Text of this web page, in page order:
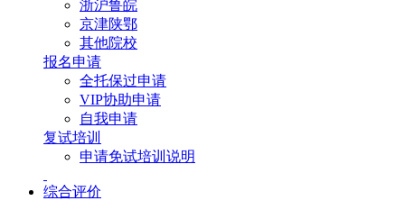
浙沪鲁皖
京津陕鄂
其他院校
报名申请
全托保过申请
VIP协助申请
自我申请
复试培训
申请免试培训说明
综合评价